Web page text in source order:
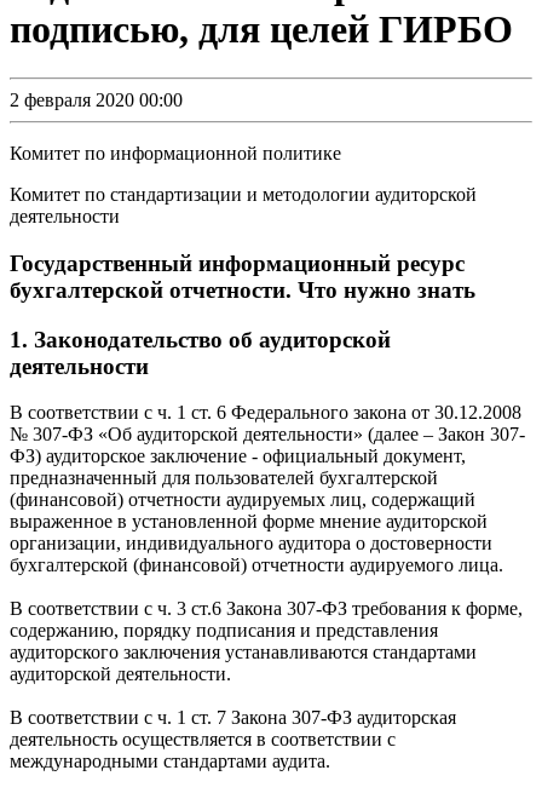
подписью, для целей ГИРБО
2 февраля 2020 00:00
Комитет по информационной политике
Комитет по стандартизации и методологии аудиторской
деятельности
Государственный информационный ресурс
бухгалтерской отчетности. Что нужно знать
1. Законодательство об аудиторской
деятельности
В соответствии с ч. 1 ст. 6 Федерального закона от 30.12.2008
№ 307-ФЗ «Об аудиторской деятельности» (далее – Закон 307-
ФЗ) аудиторское заключение - официальный документ,
предназначенный для пользователей бухгалтерской
(финансовой) отчетности аудируемых лиц, содержащий
выраженное в установленной форме мнение аудиторской
организации, индивидуального аудитора о достоверности
бухгалтерской (финансовой) отчетности аудируемого лица.
В соответствии с ч. 3 ст.6 Закона 307-ФЗ требования к форме,
содержанию, порядку подписания и представления
аудиторского заключения устанавливаются стандартами
аудиторской деятельности.
В соответствии с ч. 1 ст. 7 Закона 307-ФЗ аудиторская
деятельность осуществляется в соответствии с
международными стандартами аудита.